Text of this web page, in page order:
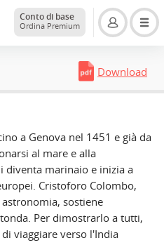
Conto di base
Ordina Premium
Download
a Genova nel 1451 e già da
al mare e alla
diventa marinaio e inizia a
Cristoforo Colombo,
sostiene
Per dimostrarlo a tutti,
viaggiare verso l'India